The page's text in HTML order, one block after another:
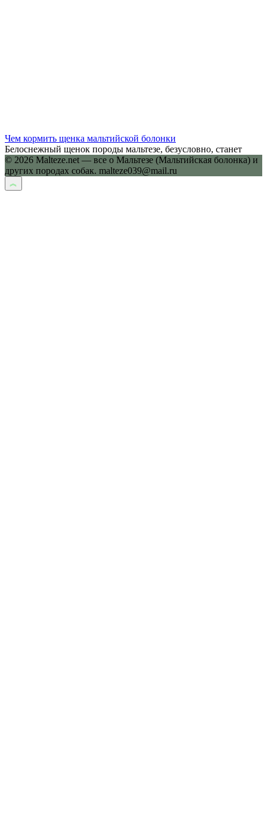
Чем кормить щенка мальтийской болонки
Белоснежный щенок породы мальтезе, безусловно, станет
© 2026 Malteze.net — все о Мальтезе (Мальтийская болонка) и
других породах собак. malteze039@mail.ru